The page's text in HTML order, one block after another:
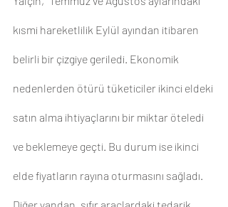
kısmi hareketlilik Eylül ayından itibaren
belirli bir çizgiye geriledi. Ekonomik
nedenlerden ötürü tüketiciler ikinci eldeki
satın alma ihtiyaçlarını bir miktar öteledi
ve beklemeye geçti. Bu durum ise ikinci
elde fiyatların rayına oturmasını sağladı.